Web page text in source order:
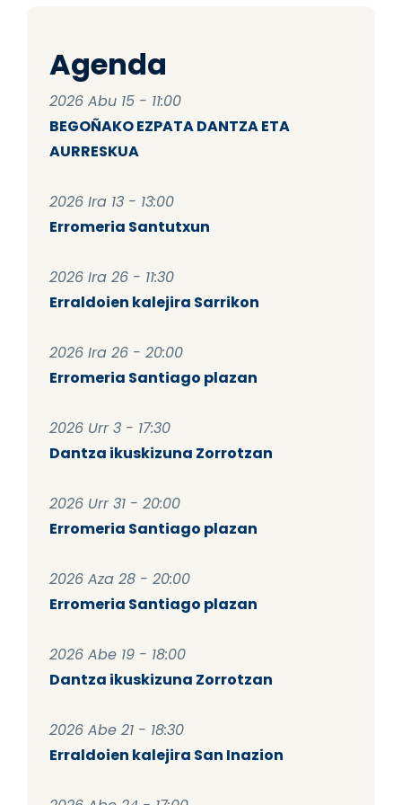
Agenda
2026 Abu 15 - 11:00
BEGOÑAKO EZPATA DANTZA ETA
AURRESKUA
2026 Ira 13 - 13:00
Erromeria Santutxun
2026 Ira 26 - 11:30
Erraldoien kalejira Sarrikon
2026 Ira 26 - 20:00
Erromeria Santiago plazan
2026 Urr 3 - 17:30
Dantza ikuskizuna Zorrotzan
2026 Urr 31 - 20:00
Erromeria Santiago plazan
2026 Aza 28 - 20:00
Erromeria Santiago plazan
2026 Abe 19 - 18:00
Dantza ikuskizuna Zorrotzan
2026 Abe 21 - 18:30
Erraldoien kalejira San Inazion